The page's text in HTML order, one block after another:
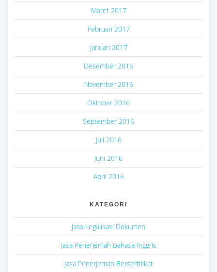
Maret 2017
Februari 2017
Januari 2017
Desember 2016
November 2016
Oktober 2016
September 2016
Juli 2016
Juni 2016
April 2016
KATEGORI
Jasa Legalisasi Dokumen
Jasa Penerjemah Bahasa Inggris
Jasa Penerjemah Bersertifikat